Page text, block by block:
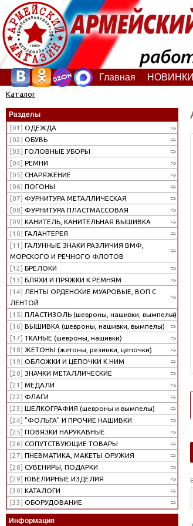
Главная НОВИНКИ
Каталог
Разделы
[01] ОДЕЖДА
[02] ОБУВЬ
[03] ГОЛОВНЫЕ УБОРЫ
[04] РЕМНИ
[05] СНАРЯЖЕНИЕ
[06] ПОГОНЫ
[07] ФУРНИТУРА МЕТАЛЛИЧЕСКАЯ
[08] ФУРНИТУРА ПЛАСТМАССОВАЯ
[09] КАНИТЕЛЬ, КАНИТЕЛЬНАЯ ВЫШИВКА
[10] ГАЛАНТЕРЕЯ
[11] ГАЛУННЫЕ ЗНАКИ РАЗЛИЧИЯ ВМФ,
МОРСКОГО И РЕЧНОГО ФЛОТОВ
[12] БРЕЛОКИ
[13] БЛЯХИ И ПРЯЖКИ К РЕМНЯМ
[14] ЛЕНТЫ ОРДЕНСКИЕ МУАРОВЫЕ, ВОП С
ЛЕНТОЙ
[15] ПЛАСТИЗОЛЬ (шевроны, нашивки, вымпелы)
[16] ВЫШИВКА (шевроны, нашивки, вымпелы)
[17] ТКАНЫЕ (шевроны, нашивки)
[18] ЖЕТОНЫ (жетоны, резинки, цепочки)
[19] ОБЛОЖКИ И ЦЕПОЧКИ К НИМ
[20] ЗНАЧКИ МЕТАЛЛИЧЕСКИЕ
[21] МЕДАЛИ
[22] ФЛАГИ
[23] ШЕЛКОГРАФИЯ (шевроны и вымпелы)
[24] "ФОЛЬГА" И ПРОЧИЕ НАШИВКИ
[25] ПОВЯЗКИ НАРУКАВНЫЕ
[26] СОПУТСТВУЮЩИЕ ТОВАРЫ
[27] ПНЕВМАТИКА, МАКЕТЫ ОРУЖИЯ
[28] СУВЕНИРЫ, ПОДАРКИ
[29] ЮВЕЛИРНЫЕ ИЗДЕЛИЯ
[30] КАТАЛОГИ
[33] ОБОРУДОВАНИЕ
Информация